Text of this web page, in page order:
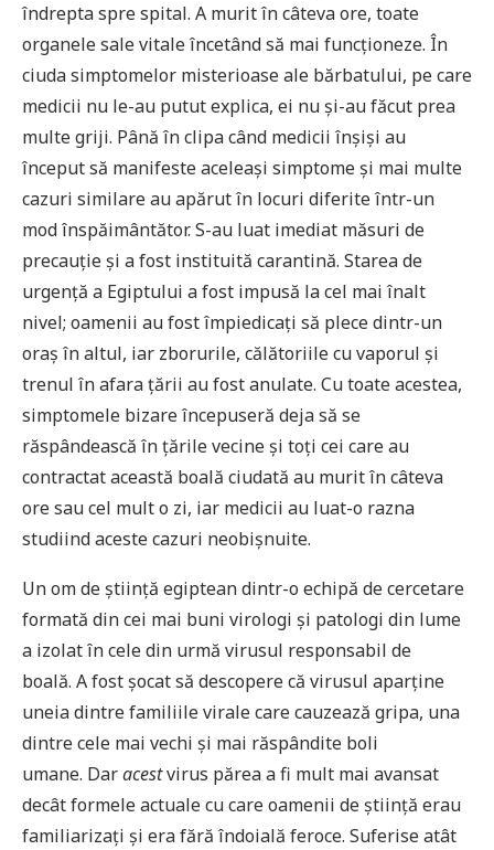
îndrepta spre spital. A murit în câteva ore, toate
organele sale vitale încetând să mai funcționeze. În
ciuda simptomelor misterioase ale bărbatului, pe care
medicii nu le-au putut explica, ei nu și-au făcut prea
multe griji. Până în clipa când medicii înșiși au
început să manifeste aceleași simptome și mai multe
cazuri similare au apărut în locuri diferite într-un
mod înspăimântător. S-au luat imediat măsuri de
precauție și a fost instituită carantină. Starea de
urgență a Egiptului a fost impusă la cel mai înalt
nivel; oamenii au fost împiedicați să plece dintr-un
oraș în altul, iar zborurile, călătoriile cu vaporul și
trenul în afara țării au fost anulate. Cu toate acestea,
simptomele bizare începuseră deja să se
răspândească în țările vecine și toți cei care au
contractat această boală ciudată au murit în câteva
ore sau cel mult o zi, iar medicii au luat-o razna
studiind aceste cazuri neobișnuite.
Un om de știință egiptean dintr-o echipă de cercetare
formată din cei mai buni virologi și patologi din lume
a izolat în cele din urmă virusul responsabil de
boală. A fost șocat să descopere că virusul aparține
uneia dintre familiile virale care cauzează gripa, una
dintre cele mai vechi și mai răspândite boli
umane. Daracestvirus părea a fi mult mai avansat
decât formele actuale cu care oamenii de știință erau
familiarizați și era fără îndoială feroce. Suferise atât